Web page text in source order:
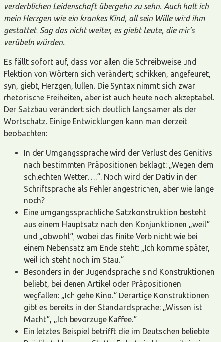
verderblichen Leidenschaft übergehn zu sehn. Auch halt ich
mein Herzgen wie ein krankes Kind, all sein Wille wird ihm
gestattet. Sag das nicht weiter, es giebt Leute, die mir’s
verübeln würden.
Es fällt sofort auf, dass vor allen die Schreibweise und
Flektion von Wörtern sich verändert; schikken, angefeuret,
syn, giebt, Herzgen, lullen. Die Syntax nimmt sich zwar
rhetorische Freiheiten, aber ist auch heute noch akzeptabel.
Der Satzbau verändert sich deutlich langsamer als der
Wortschatz. Einige Entwicklungen kann man derzeit
beobachten:
In der Umgangssprache wird der Verlust des Genitivs
nach bestimmten Präpositionen beklagt: „Wegen dem
schlechten Wetter….“. Noch wird der Dativ in der
Schriftsprache als Fehler angestrichen, aber wie lange
noch?
Eine umgangssprachliche Satzkonstruktion besteht
aus einem Hauptsatz nach den Konjunktionen „weil“
und „obwohl“, wobei das finite Verb nicht wie bei
einem Nebensatz am Ende steht: „Ich komme später,
weil ich steht noch im Stau.“
Besonders in der Jugendsprache sind Konstruktionen
beliebt, bei denen Artikel oder Präpositionen
wegfallen: „Ich gehe Kino.“ Derartige Konstruktionen
gibt es bereits in der Standardsprache: „Wissen ist
Macht“, „Ich bevorzuge Kaffee.“
Ein letztes Beispiel betrifft die im Deutschen beliebte